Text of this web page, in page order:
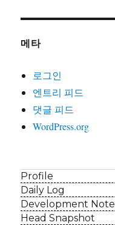
메타
로그인
엔트리 피드
댓글 피드
WordPress.org
Profile
Daily Log
Development Note
Head Snapshot